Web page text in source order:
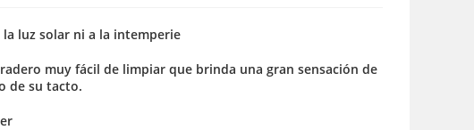
luz solar ni a la intemperie
muy fácil de limpiar que brinda una gran sensación de
de su tacto.